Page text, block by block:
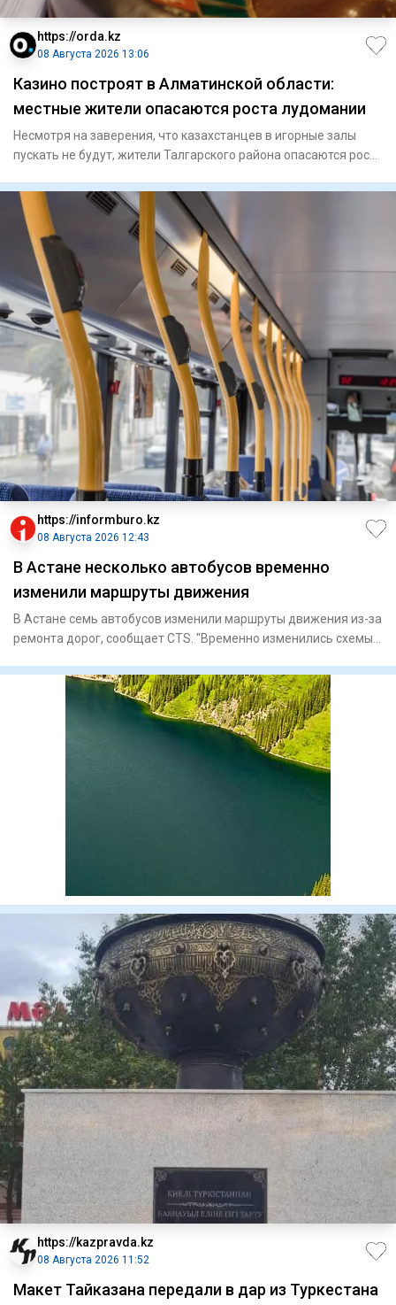
https://orda.kz
08 Августа 2026 13:06
Казино построят в Алматинской области:
местные жители опасаются роста лудомании
Несмотря на заверения, что казахстанцев в игорные залы
пускать не будут, жители Талгарского района опасаются роста
https://informburo.kz
08 Августа 2026 12:43
В Астане несколько автобусов временно
изменили маршруты движения
В Астане семь автобусов изменили маршруты движения из-за
ремонта дорог, сообщает CTS. "Временно изменились схемы
https://kazpravda.kz
08 Августа 2026 11:52
Макет Тайказана передали в дар из Туркестана